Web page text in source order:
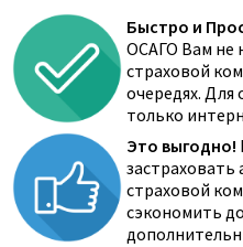
Быстро и
ОСАГО Вам не
страховой
очередях.
только
Это выгодно!
страховой
сэкономить